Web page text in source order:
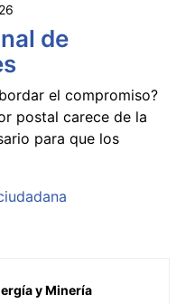
de
el compromiso?
postal carece de la
para que los
y Minería